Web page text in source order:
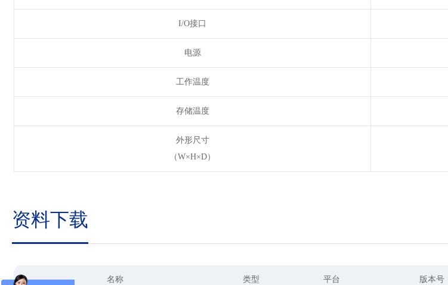
I/O接口
电源
工作温度
存储温度
外形尺寸
（W×H×D）
资料下载
名称 类型 平台 版本号